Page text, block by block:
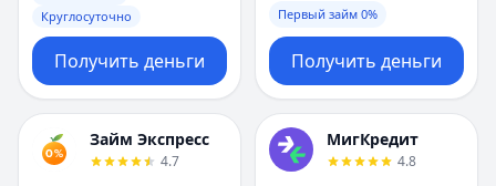
Круглосуточно
Получить деньги
Первый займ 0%
Получить деньги
Займ Экспресс
4.7
МигКредит
4.8